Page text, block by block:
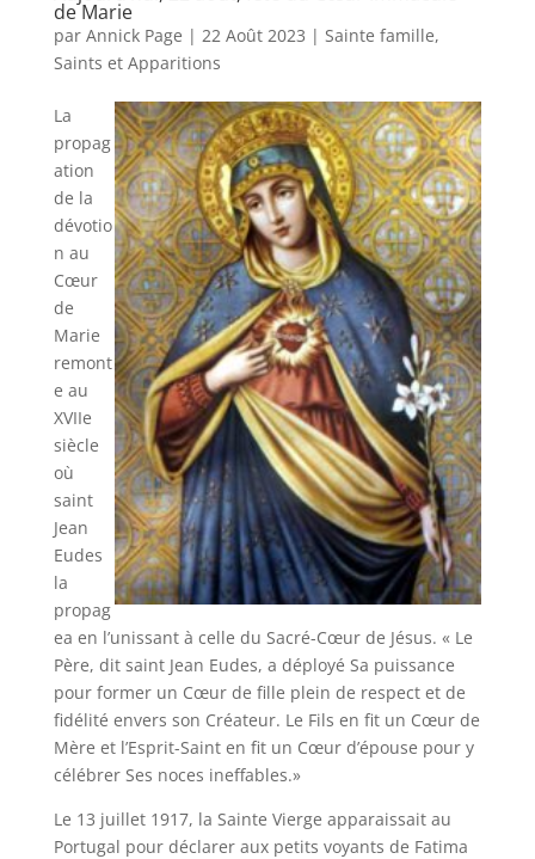
de Marie
par Annick Page | 22 Août 2023 | Sainte famille,
Saints et Apparitions
La
propag
ation
de la
dévotio
n au
Cœur
de
Marie
remont
e au
XVIIe
siècle
où
saint
Jean
Eudes
la
propag
ea en l’unissant à celle du Sacré-Cœur de Jésus. « Le
Père, dit saint Jean Eudes, a déployé Sa puissance
pour former un Cœur de fille plein de respect et de
fidélité envers son Créateur. Le Fils en fit un Cœur de
Mère et l’Esprit-Saint en fit un Cœur d’épouse pour y
célébrer Ses noces ineffables.»
Le 13 juillet 1917, la Sainte Vierge apparaissait au
Portugal pour déclarer aux petits voyants de Fatima